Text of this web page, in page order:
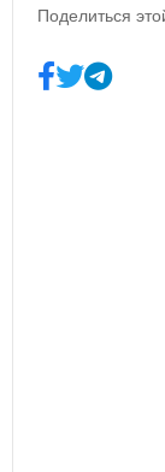
Поделиться